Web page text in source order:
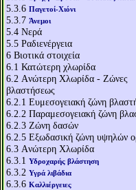
5.3.6 Παγετοί-Χιόνι
5.3.7 Άνεμοι
5.4 Νερά
5.5 Ραδιενέργεια
6 Βιοτικά στοιχεία
6.1 Κατώτερη χλωρίδα
6.2 Aνώτερη Χλωρίδα - Ζώνες
βλαστήσεως
6.2.1 Ευμεσογειακή ζώνη
6.2.2 Παραμεσογειακή ζώνη
6.2.3 Ζώνη δασών
6.2.5 Εξωδασική ζώνη υψηλών
6.3 Aνώτερη Χλωρίδα
6.3.1 Υδροχαρής βλάστηση
6.3.2 Υγρά λιβάδια
6.3.6 Καλλιέργειες